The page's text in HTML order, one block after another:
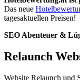
Das neue
tagesaktuellen Preisen!
SEO Abenteuer &
Relaunch
Website Relaunch und